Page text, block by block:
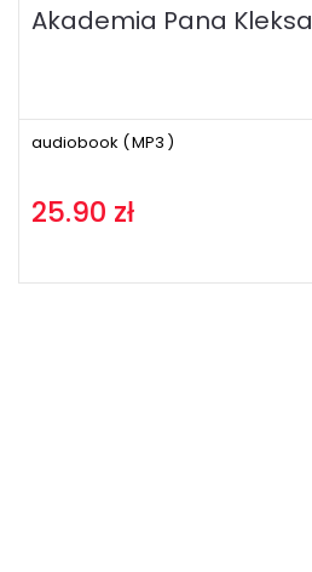
Akademia Pana Kleksa
audiobook (MP3 )
25.90 zł